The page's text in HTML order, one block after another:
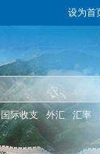
设为首
国际收支 外汇 汇率